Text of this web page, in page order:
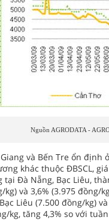
Nguồn AGRODATA -
và Bến Tre ổn định
khác thuộc ĐBSCL,
Đà Nẵng, Bạc Liêu,
kg) và 3,6% (3.975
Liêu (7.500 đồng/kg)
kg, tăng 4,3% so với